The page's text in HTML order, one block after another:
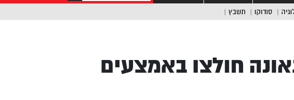
סודוקו תשבץ
חולצו באמצעים